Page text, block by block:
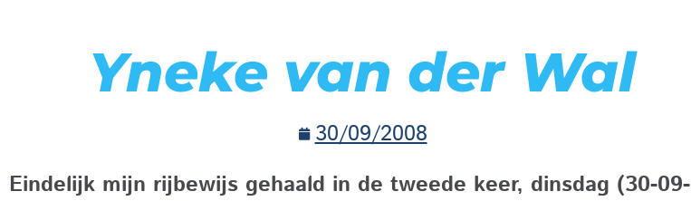
Yneke van der Wal
30/09/2008
Eindelijk mijn rijbewijs gehaald in de tweede keer, dinsdag (30-09-